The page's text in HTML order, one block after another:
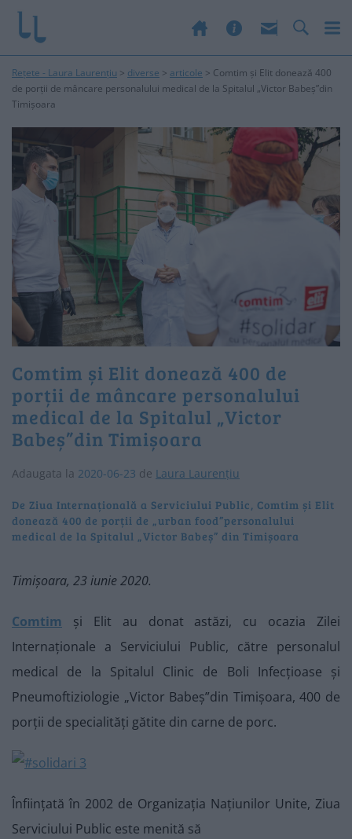
Rețete - Laura Laurențiu > diverse > articole > Comtim și Elit donează 400
de porții de mâncare personalului medical de la Spitalul „Victor Babeș”din
Timișoara
Comtim și Elit donează 400 de
porții de mâncare personalului
medical de la Spitalul „Victor
Babeș”din Timișoara
Adaugata la 2020-06-23 de Laura Laurențiu
De Ziua Internațională a Serviciului Public, Comtim și Elit
donează 400 de porții de „urban food”personalului
medical de la Spitalul „Victor Babeș” din Timișoara
Timișoara, 23 iunie 2020.
Comtim și Elit au donat astăzi, cu ocazia Zilei
Internaționale a Serviciului Public, către personalul
medical de la Spitalul Clinic de Boli Infecțioase și
Pneumoftiziologie „Victor Babeș”din Timișoara, 400 de
porții de specialități gătite din carne de porc.
Înființată în 2002 de Organizația Națiunilor Unite, Ziua
Serviciului Public este menită să